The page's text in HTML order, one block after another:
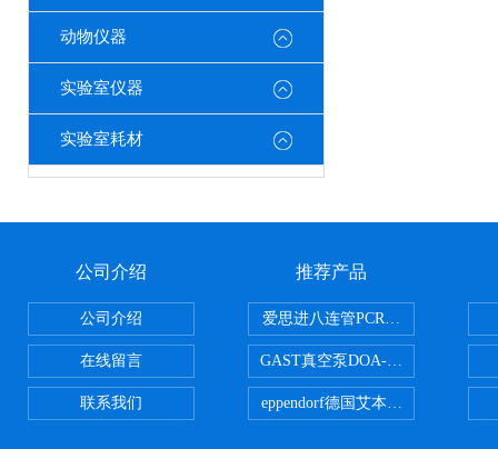
动物仪器
实验室仪器
实验室耗材
公司介绍
公司介绍
在线留言
联系我们
推荐产品
爱思进八连管PCR-0208-C
GAST真空泵DOA-P504-BN
eppendorf德国艾本德台式高速离